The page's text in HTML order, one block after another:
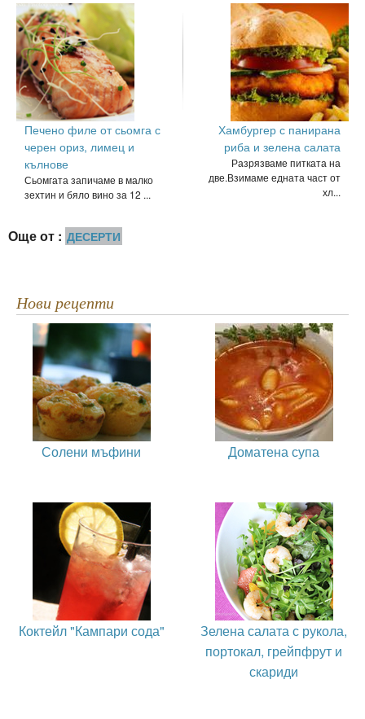
Печено филе от сьомга с
черен ориз, лимец и
кълнове
Сьомгата запичаме в малко
зехтин и бяло вино за 12 ...
Хамбургер с панирана
риба и зелена салата
Разрязваме питката на
две.Взимаме едната част от
хл...
Още от : ДЕСЕРТИ
Нови рецепти
Солени мъфини Доматена супа
Коктейл "Кампари сода"
Зелена салата с рукола,
портокал, грейпфрут и
скариди